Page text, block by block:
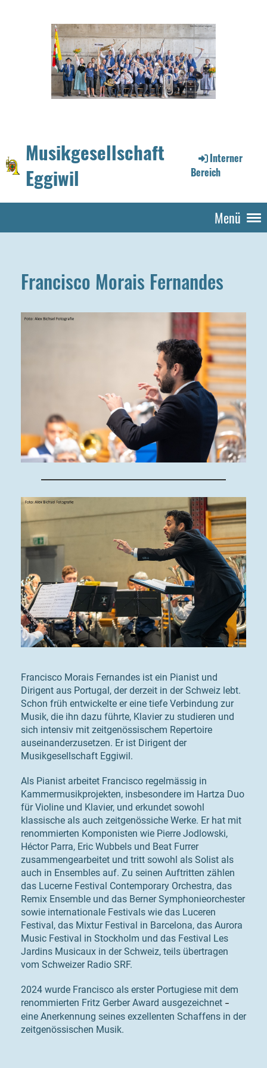
Musikgesellschaft
Eggiwil
Interner
Bereich
Menü
Francisco Morais Fernandes
Francisco Morais Fernandes ist ein Pianist und
Dirigent aus Portugal, der derzeit in der Schweiz lebt.
Schon früh entwickelte er eine tiefe Verbindung zur
Musik, die ihn dazu führte, Klavier zu studieren und
sich intensiv mit zeitgenössischem Repertoire
auseinanderzusetzen. Er ist Dirigent der
Musikgesellschaft Eggiwil.
Als Pianist arbeitet Francisco regelmässig in
Kammermusikprojekten, insbesondere im Hartza Duo
für Violine und Klavier, und erkundet sowohl
klassische als auch zeitgenössiche Werke. Er hat mit
renommierten Komponisten wie Pierre Jodlowski,
Héctor Parra, Eric Wubbels und Beat Furrer
zusammengearbeitet und tritt sowohl als Solist als
auch in Ensembles auf. Zu seinen Auftritten zählen
das Lucerne Festival Contemporary Orchestra, das
Remix Ensemble und das Berner Symphonieorchester
sowie internationale Festivals wie das Luceren
Festival, das Mixtur Festival in Barcelona, das Aurora
Music Festival in Stockholm und das Festival Les
Jardins Musicaux in der Schweiz, teils übertragen
vom Schweizer Radio SRF.
2024 wurde Francisco als erster Portugiese mit dem
renommierten Fritz Gerber Award ausgezeichnet –
eine Anerkennung seines exzellenten Schaffens in der
zeitgenössischen Musik.